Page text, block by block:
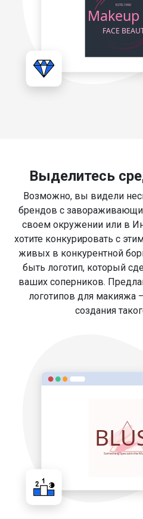
Выделитесь
Возможно, вы видели
брендов с
своем окружении или в
хотите конкурировать с
живых в конкурентной
быть логотип, который
ваших соперников.
логотипов для макияжа
создания